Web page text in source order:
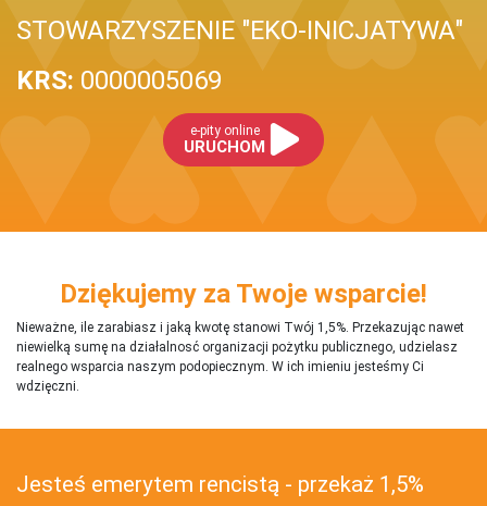
STOWARZYSZENIE "EKO-INICJATYWA"
KRS: 0000005069
e-pity online
URUCHOM
Dziękujemy za Twoje wsparcie!
Nieważne, ile zarabiasz i jaką kwotę stanowi Twój 1,5%. Przekazując nawet
niewielką sumę na działalnosć organizacji pożytku publicznego, udzielasz
realnego wsparcia naszym podopiecznym. W ich imieniu jesteśmy Ci
wdzięczni.
Jesteś emerytem rencistą - przekaż 1,5%